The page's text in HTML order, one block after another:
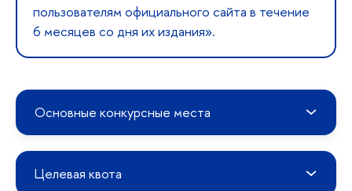
пользователям официального сайта в течение
6 месяцев со дня их издания».
Основные конкурсные места
Целевая квота